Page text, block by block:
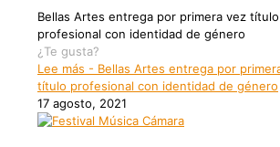
Bellas Artes entrega por primera vez título
profesional con identidad de género
¿Te gusta?
Lee más - Bellas Artes entrega por
título profesional con identidad de género
17 agosto, 2021